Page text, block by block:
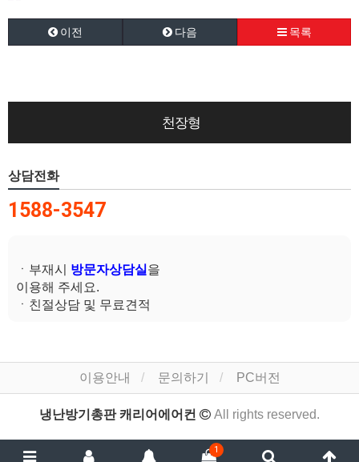
이전 다음 목록
천장형
상담전화
1588-3547
ㆍ부재시 방문자상담실 을
이용해 주세요.
ㆍ친절상담 및 무료견적
이용안내 문의하기 PC버전
냉난방기총판 캐리어에어컨 All rights reserved.
1